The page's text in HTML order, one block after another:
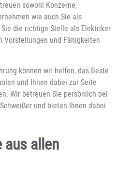
sowohl Konzerne,
wie auch Sie als
die richtige Stelle als Elektriker
Vorstellungen und Fähigkeiten
können wir helfen, das Beste
und Ihnen dabei zur Seite
Wir betreuen Sie persönlich bei
und bieten Ihnen dabei
aus allen